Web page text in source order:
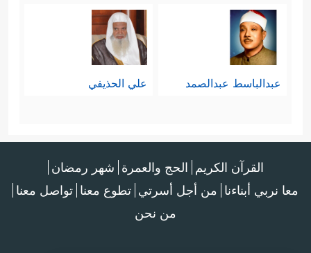
عبدالباسط عبدالصمد علي الحذيفي
القرآن الكريم الحج والعمرة شهر رمضان
معا نربي أبناءنا من أجل أسرتي تطوع معنا تواصل معنا
من نحن